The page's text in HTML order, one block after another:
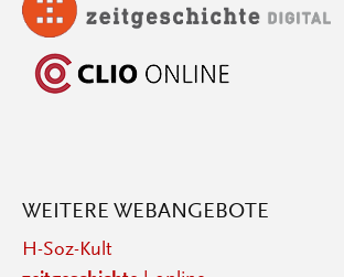
WEITERE WEBANGEBOTE
H-Soz-Kult